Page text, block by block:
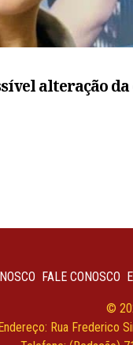
alteração da
FALE CONOSCO
©
Rua Frederico